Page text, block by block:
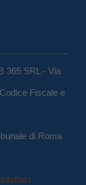
365 SRL - Via
Fiscale e
di Roma